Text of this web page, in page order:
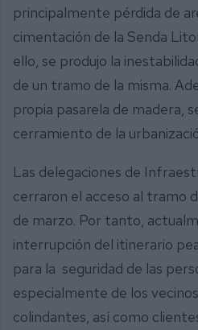
principalmente pérdida de
cimentación de la Senda
ello, se produjo la
de un tramo de la misma.
propia pasarela de madera,
cerramiento de la
Las delegaciones de
cerraron el acceso al tramo
de marzo. Por tanto,
interrupción del itinerario
para la seguridad de las
especialmente de los
colindantes, así como